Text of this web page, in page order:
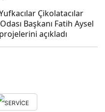
Çikolatacılar
Başkanı Fatih Aysel
açıkladı PAYLAŞ